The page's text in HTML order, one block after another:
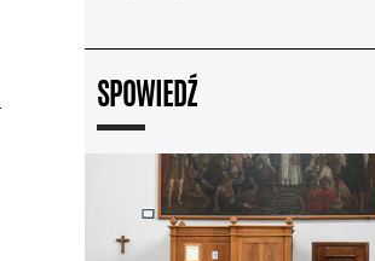
SPOWIEDŹ